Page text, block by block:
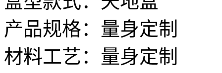
产品规格：量身定制
材料工艺：量身定制